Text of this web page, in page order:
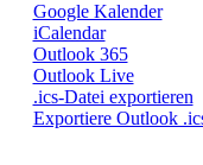
Google Kalender
iCalendar
Outlook 365
Outlook Live
.ics-Datei exportieren
Exportiere Outlook